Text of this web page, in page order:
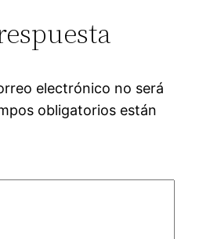
electrónico no será
obligatorios están